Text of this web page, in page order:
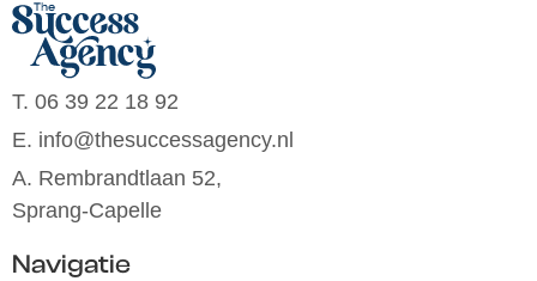
T. 06 39 22 18 92
E. info@thesuccessagency.nl
A. Rembrandtlaan 52,
Sprang-Capelle
Navigatie